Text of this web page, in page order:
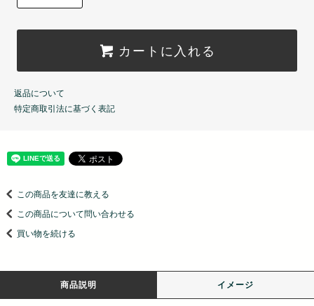
カートに入れる
返品について
特定商取引法に基づく表記
この商品を友達に教える
この商品について問い合わせる
買い物を続ける
商品説明 イメージ